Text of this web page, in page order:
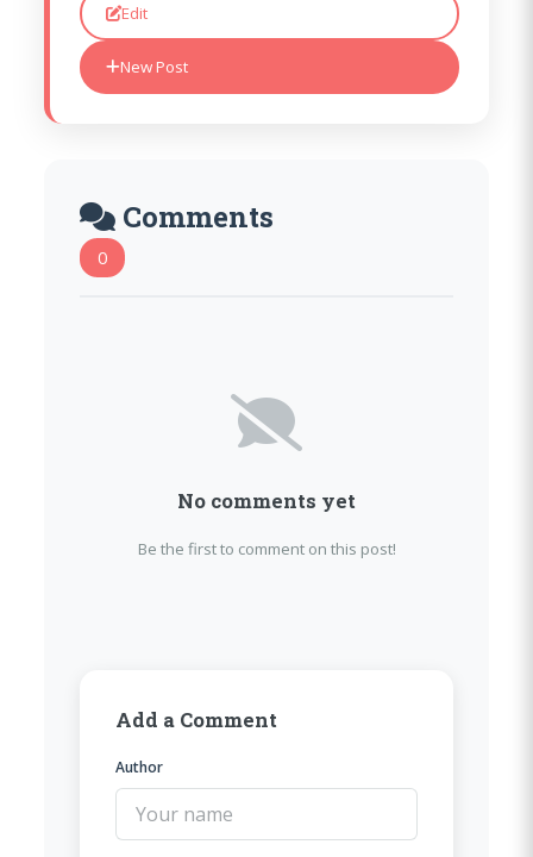
Edit
New Post
Comments
0
No comments yet
Be the first to comment on this post!
Add a Comment
Author